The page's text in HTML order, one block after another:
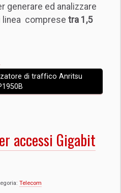
generare ed analizzare
comprese tra 1,5
di traffico Anritsu
accessi Gigabit
Telecom